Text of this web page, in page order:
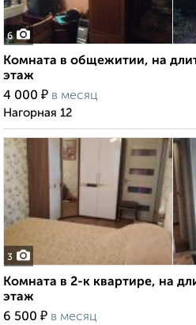
6
Комната в общежитии, на
этаж
4 000 ₽ в месяц
Нагорная 12
3
Комната в 2-к квартире, на
этаж
6 500 ₽ в месяц